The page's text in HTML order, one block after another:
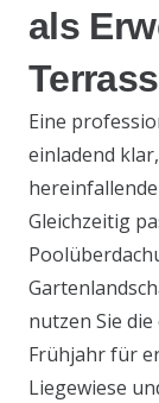
als
Eine
einladend
Gleichzeitig
nutzen Sie
Frühjahr für
Liegewiese